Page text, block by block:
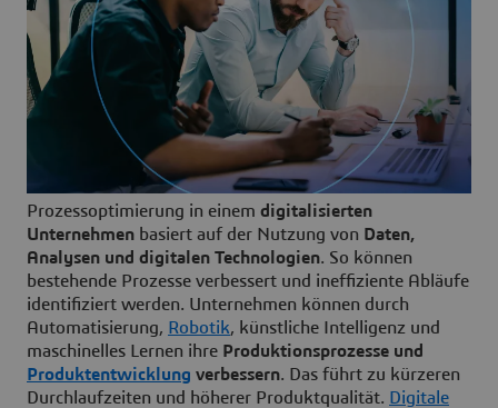
Prozessoptimierung in einem digitalisierten
Unternehmen basiert auf der Nutzung von Daten,
Analysen und digitalen Technologien. So können
bestehende Prozesse verbessert und ineffiziente Abläufe
identifiziert werden. Unternehmen können durch
Automatisierung, Robotik, künstliche Intelligenz und
maschinelles Lernen ihre Produktionsprozesse und
Produktentwicklung verbessern. Das führt zu kürzeren
Durchlaufzeiten und höherer Produktqualität. Digitale